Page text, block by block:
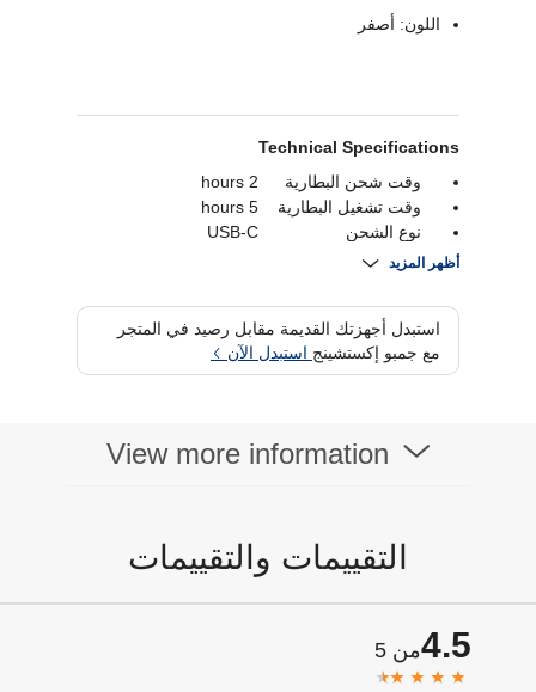
اللون: أصفر
Technical Specifications
وقت شحن البطارية
2 hours
وقت تشغيل البطارية
5 hours
نوع الشحن
USB-C
وقت تشغيل البطارية
ضمان
1 year
توافر الميكروفون
نعم
إلغاء الضوضاء
لا
أظهر المزيد
استبدل أجهزتك القديمة مقابل رصيد في المتجر
مع جمبو إكستشينج استبدل الآن
View more information
التقييمات والتقييمات
4.5من 5